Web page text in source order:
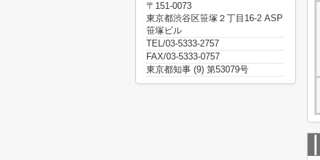
〒151-0073
東京都渋谷区笹塚２丁目16-2 ASP
笹塚ビル
TEL/03-5333-2757
FAX/03-5333-0757
東京都知事 (9) 第53079号